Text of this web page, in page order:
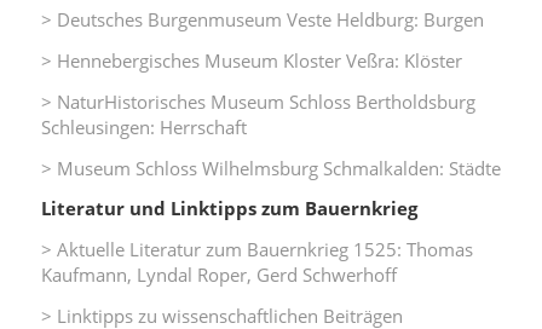
> Deutsches Burgenmuseum Veste Heldburg: Burgen
> Hennebergisches Museum Kloster Veßra: Klöster
> NaturHistorisches Museum Schloss Bertholdsburg
Schleusingen: Herrschaft
> Museum Schloss Wilhelmsburg Schmalkalden: Städte
Literatur und Linktipps zum Bauernkrieg
> Aktuelle Literatur zum Bauernkrieg 1525: Thomas
Kaufmann, Lyndal Roper, Gerd Schwerhoff
> Linktipps zu wissenschaftlichen Beiträgen